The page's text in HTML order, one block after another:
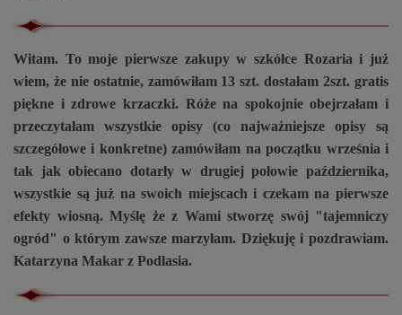
Witam. To moje pierwsze zakupy w szkółce Rozaria i już
wiem, że nie ostatnie, zamówiłam 13 szt. dostałam 2szt. gratis
piękne i zdrowe krzaczki. Róże na spokojnie obejrzałam i
przeczytałam wszystkie opisy (co najważniejsze opisy są
szczegółowe i konkretne) zamówiłam na początku września i
tak jak obiecano dotarły w drugiej połowie października,
wszystkie są już na swoich miejscach i czekam na pierwsze
efekty wiosną. Myślę że z Wami stworzę swój "tajemniczy
ogród" o którym zawsze marzyłam. Dziękuję i pozdrawiam.
Katarzyna Makar z Podlasia.